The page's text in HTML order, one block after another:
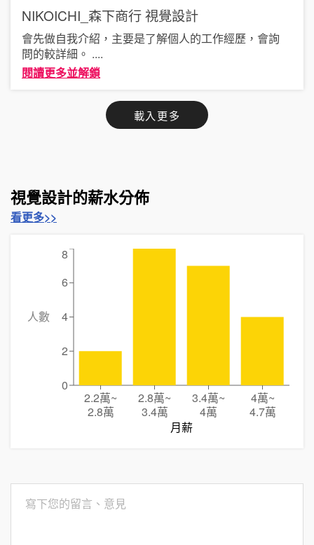
NIKOICHI_森下商行視覺設計
會先做自我介紹，主要是了解個人的工作經歷，會詢
問的較詳細。 ....
閱讀更多並解鎖
載入更多
視覺設計的薪水分佈
看更多>>
2.2萬~
2.8萬
2.8萬~
3.4萬
3.4萬~
4萬
4萬~
4.7萬
月薪
0
2
4
6
8
人數